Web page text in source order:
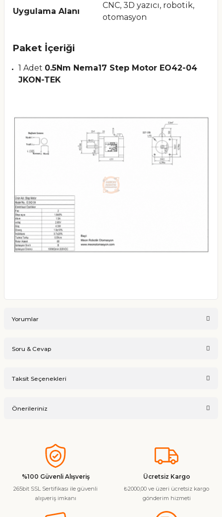
Uygulama Alanı
CNC, 3D yazıcı, robotik,
otomasyon
Paket İçeriği
1 Adet 0.5Nm Nema17 Step Motor EO42-04
JKON-TEK
Yorumlar
Soru & Cevap
Taksit Seçenekleri
Önerileriniz
konularda yetersiz gördüğünüz noktaları öneri formunu
kullanarak tarafımıza iletebilirsiniz.
Görüş ve önerileriniz için teşekkür ederiz.
Ürün resmi kalitesiz, bozuk veya görüntülenemiyor.
%100 Güvenli Alışveriş
265bit SSL Sertifikası ile güvenli
alışveriş imkanı
Ücretsiz Kargo
₺2000,00 ve üzeri ücretsiz kargo
gönderim hizmeti